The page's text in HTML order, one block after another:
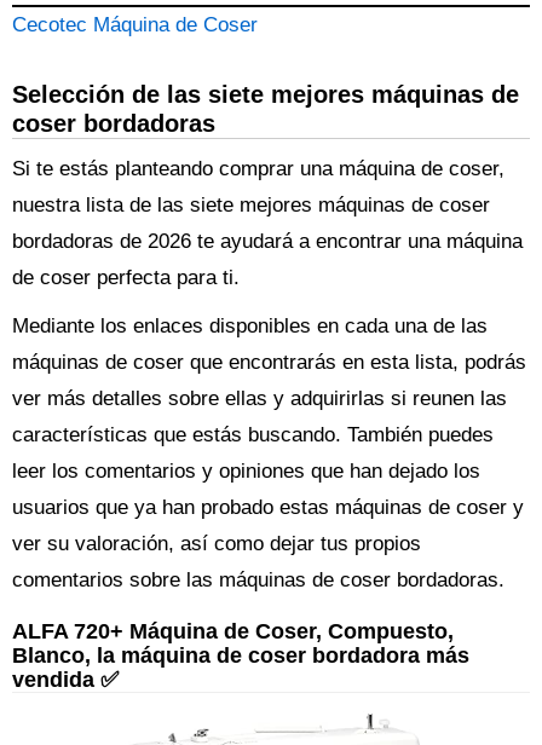
Cecotec Máquina de Coser
Selección de las siete mejores máquinas de
coser bordadoras
Si te estás planteando comprar una máquina de coser,
nuestra lista de las siete mejores máquinas de coser
bordadoras de 2026 te ayudará a encontrar una máquina
de coser perfecta para ti.
Mediante los enlaces disponibles en cada una de las
máquinas de coser que encontrarás en esta lista, podrás
ver más detalles sobre ellas y adquirirlas si reunen las
características que estás buscando. También puedes
leer los comentarios y opiniones que han dejado los
usuarios que ya han probado estas máquinas de coser y
ver su valoración, así como dejar tus propios
comentarios sobre las máquinas de coser bordadoras.
ALFA 720+ Máquina de Coser, Compuesto,
Blanco, la máquina de coser bordadora más
vendida ✅